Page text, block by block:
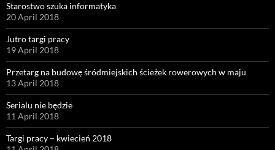
Starostwo szuka informatyka
20 April 2018
Jutro targi pracy
19 April 2018
Przetarg na budowę śródmiejskich ścieżek rowerowych w maju
13 April 2018
Serialu nie będzie
11 April 2018
Targi pracy – kwiecień 2018